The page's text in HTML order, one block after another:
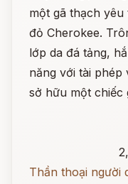
một gã thạch
đỏ Cherokee.
lớp da đá tảng,
năng với tài phép
sở hữu một chiếc
Thần thoại người